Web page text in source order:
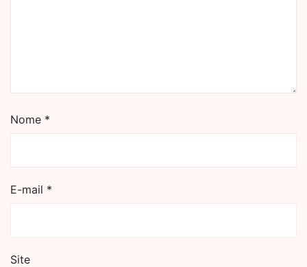
Nome *
E-mail *
Site